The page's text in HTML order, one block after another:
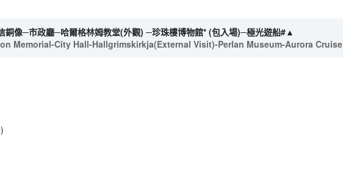
銅像─市政廳─哈爾格林姆教堂(外觀) ─珍珠樓博物館* (包入場)─極光遊船#▲
Memorial-City Hall-Hallgrimskirkja(External Visit)-Perlan Museum-Aurora Cruise